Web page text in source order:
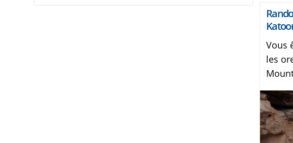
Vous
les